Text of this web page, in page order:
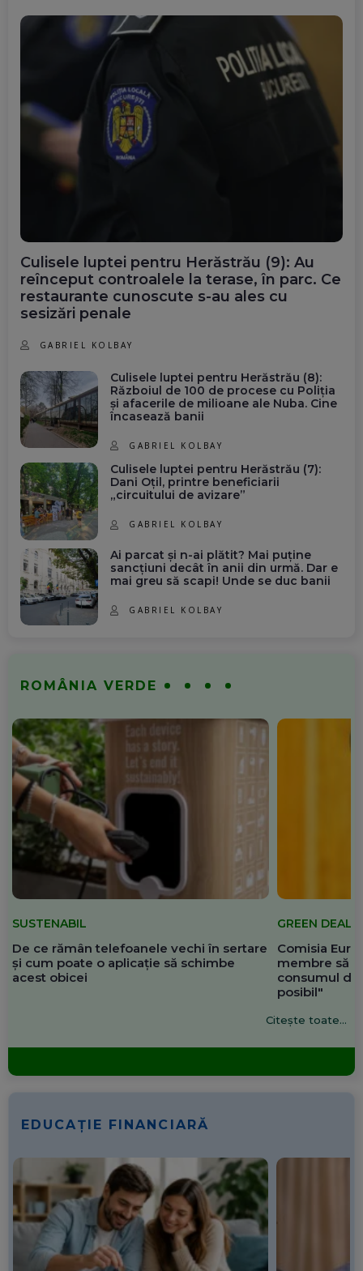
Culisele luptei pentru Herăstrău (9): Au
reînceput controalele la terase, în parc. Ce
restaurante cunoscute s-au ales cu
sesizări penale
GABRIEL KOLBAY
Culisele luptei pentru Herăstrău (8):
Războiul de 100 de procese cu Poliția
și afacerile de milioane ale Nuba. Cine
încasează banii
GABRIEL KOLBAY
Culisele luptei pentru Herăstrău (7):
Dani Oțil, printre beneficiarii
„circuitului de avizare”
GABRIEL KOLBAY
Ai parcat și n-ai plătit? Mai puține
sancțiuni decât în anii din urmă. Dar e
mai greu să scapi! Unde se duc banii
GABRIEL KOLBAY
ROMÂNIA VERDE
SUSTENABIL
De ce rămân telefoanele vechi în sertare
și cum poate o aplicație să schimbe
acest obicei
GREEN DEAL
Comisia
membre să
consumul de
posibil"
Citește toate...
EDUCAȚIE FINANCIARĂ